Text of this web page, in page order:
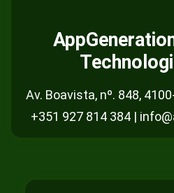
Av. Boavista, nº. 848,
+351 927 814 384 |